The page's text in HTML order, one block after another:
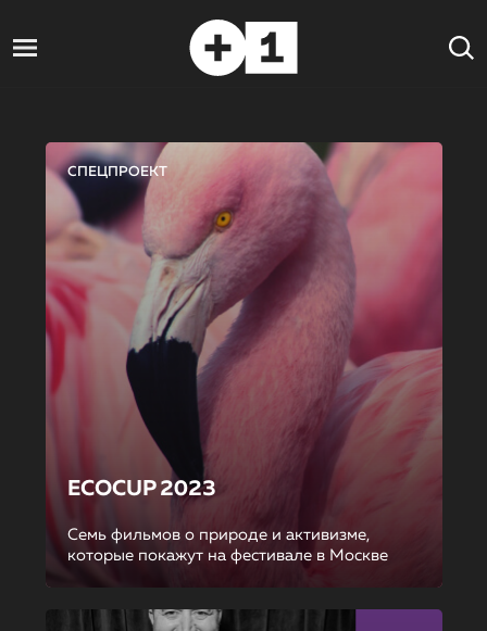
СПЕЦПРОЕКТ
ECOCUP 2023
Семь фильмов о природе и активизме,
которые покажут на фестивале в Москве